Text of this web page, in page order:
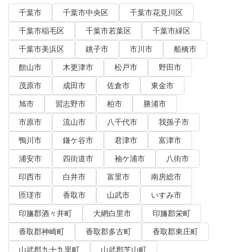
千葉市 千葉市中央区
千葉市花見川区
千葉市稲毛区
千葉市若葉区
千葉市緑区
千葉市美浜区
銚子市 市川市
船橋市
館山市
木更津市 松戸市
野田市
茂原市
成田市 佐倉市
東金市
旭市
習志野市 柏市
勝浦市
市原市
流山市 八千代市
我孫子市
鴨川市
鎌ケ谷市 君津市
富津市
浦安市
四街道市 袖ケ浦市
八街市
印西市
白井市 富里市
南房総市
匝瑳市
香取市 山武市
いすみ市
印旛郡酒々井町
大網白里市
印旛郡栄町
香取郡神崎町
香取郡多古町
香取郡東庄町
山武郡九十九里町
山武郡芝山町